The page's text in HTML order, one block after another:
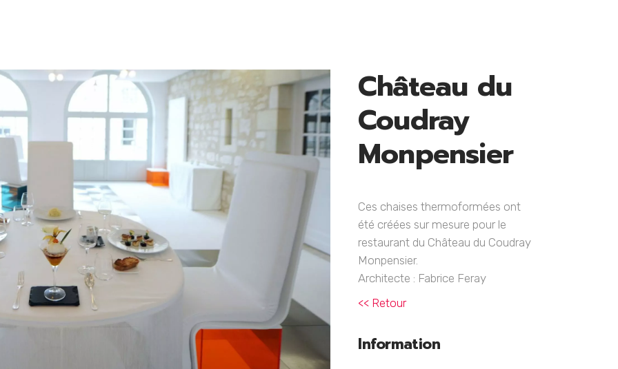
Château du
Coudray
Monpensier
Ces chaises thermoformées ont
été créées sur mesure pour le
restaurant du Château du Coudray
Monpensier.
Architecte : Fabrice Feray
<< Retour
Information